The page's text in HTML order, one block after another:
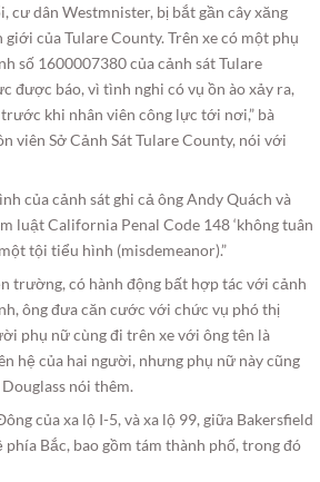
cư dân Westmnister, bị bắt gần cây xăng
của Tulare County. Trên xe có một phụ
số 1600007380 của cảnh sát Tulare
được báo, vì tình nghi có vụ ồn ào xảy ra,
khi nhân viên công lực tới nơi,” bà
viên Sở Cảnh Sát Tulare County, nói với
của cảnh sát ghi cả ông Andy Quách và
luật California Penal Code 148 ‘không tuân
tội tiểu hình (misdemeanor).”
trường, có hành động bất hợp tác với cảnh
ông đưa căn cước với chức vụ phó thị
phụ nữ cùng đi trên xe với ông tên là
hệ của hai người, nhưng phụ nữ này cũng
nói thêm.
của xa lộ I-5, và xa lộ 99, giữa Bakersfield
phía Bắc, bao gồm tám thành phố, trong đó